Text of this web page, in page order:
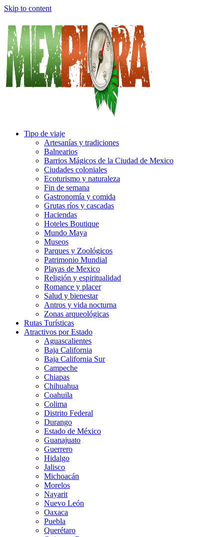
Skip to content
Tipo de viaje
Artesanías y tradiciones
Balnearios
Barrios Mágicos de la Ciudad de Mexico
Ciudades coloniales
Ecoturismo y naturaleza
Fin de semana
Gastronomía y comida
Grutas ríos y cascadas
Haciendas
Hoteles Boutique
Mundo Maya
Museos
Parques y Zoológicos
Patrimonio Mundial
Playas de Mexico
Religión y espiritualidad
Romance y placer
Salud y bienestar
Antros y vida nocturna
Zonas arqueológicas
Rutas Turísticas
Atractivos por Estado
Aguascalientes
Baja California
Baja California Sur
Campeche
Chiapas
Chihuahua
Coahuila
Colima
Distrito Federal
Durango
Estado de México
Guanajuato
Guerrero
Hidalgo
Jalisco
Michoacán
Morelos
Nayarit
Nuevo León
Oaxaca
Puebla
Querétaro